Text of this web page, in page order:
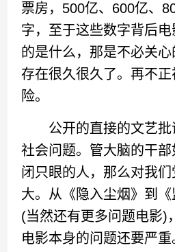
票房，500亿、600亿、
字，至于这些数字背后
的是什么，那是不必关
存在很久很久了。再不
险。
公开的直接的文艺批
社会问题。管大脑的干
闭只眼的人，那么对我
大。从《隐入尘烟》到《
(当然还有更多问题电影)
电影本身的问题还要严